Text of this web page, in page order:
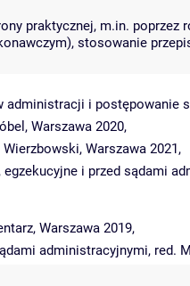
praktycznej, m.in.
stosowanie
i postępowanie
Warszawa 2020,
Warszawa 2021,
i przed sądami
Warszawa 2019,
administracyjnymi, red.